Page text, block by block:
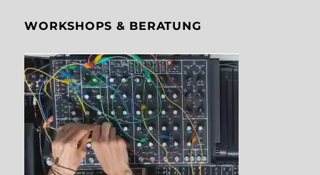
WORKSHOPS & BERATUNG